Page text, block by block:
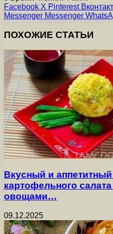
Facebook X Pinterest
Messenger Messenger
ПОХОЖИЕ СТАТЬИ
Вкусный и аппетитный
картофельного
овощами…
09.12.2025